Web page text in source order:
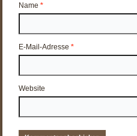
Name*
E-Mail-Adresse*
Website